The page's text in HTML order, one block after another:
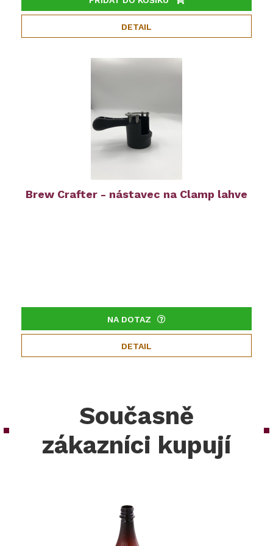
DETAIL
Brew Crafter - nástavec na Clamp lahve
NA DOTAZ
DETAIL
Současně
zákazníci kupují